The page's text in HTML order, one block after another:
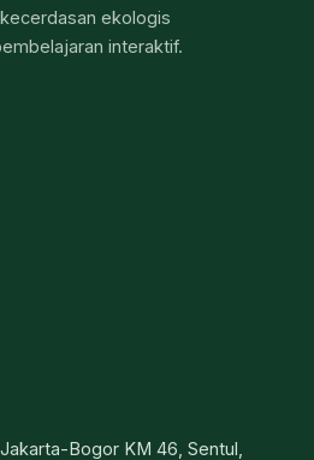
ekologis
interaktif.
Bogor KM 46, Sentul,